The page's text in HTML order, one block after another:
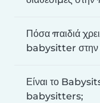
Πόσα παιδιά
babysitter
Είναι το
babysitters;